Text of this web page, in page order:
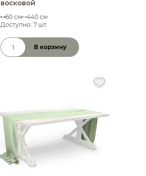
восковой
60 см
440 см
Доступно: 7 шт.
Количество товара
В корзину